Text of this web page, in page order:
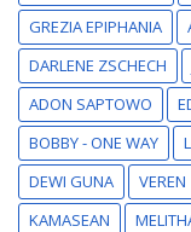
GREZIA EPIPHANIA
DARLENE ZSCHECH
ADON SAPTOWO
BOBBY - ONE WAY
DEWI GUNA
VEREN
KAMASEAN